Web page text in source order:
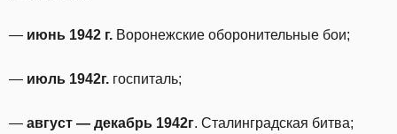
— июнь 1942 г. Воронежские оборонительные бои;
— июль 1942г. госпиталь;
— август — декабрь 1942г. Сталинградская битва;